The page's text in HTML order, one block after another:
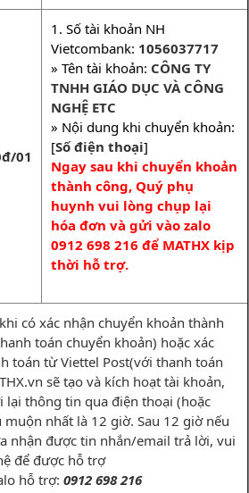
01
1. Số tài khoản NH
Vietcombank: 1056037717
» Tên tài khoản: CÔNG TY
TNHH GIÁO DỤC VÀ CÔNG
NGHỆ ETC
» Nội dung khi chuyển khoản:
[Số điện thoại]
Ngay sau khi chuyển khoản
thành công, Quý phụ
huynh vui lòng chụp lại
hóa đơn và gửi vào zalo
0912 698 216 để MATHX kịp
thời hỗ trợ.
có xác nhận chuyển khoản thành
toán chuyển khoản) hoặc xác
toán từ Viettel Post(với thanh toán
sẽ tạo và kích hoạt tài khoản,
lại thông tin qua điện thoại (hoặc
muộn nhất là 12 giờ. Sau 12 giờ nếu
nhận được tin nhắn/email trả lời, vui
để được hỗ trợ
hỗ trợ: 0912 698 216